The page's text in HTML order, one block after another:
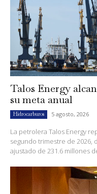
Talos Energy
su meta anual
Hidrocarburos 5 agosto, 2026
La petrolera Talos Energy
segundo trimestre de
ajustado de 231.6 millones